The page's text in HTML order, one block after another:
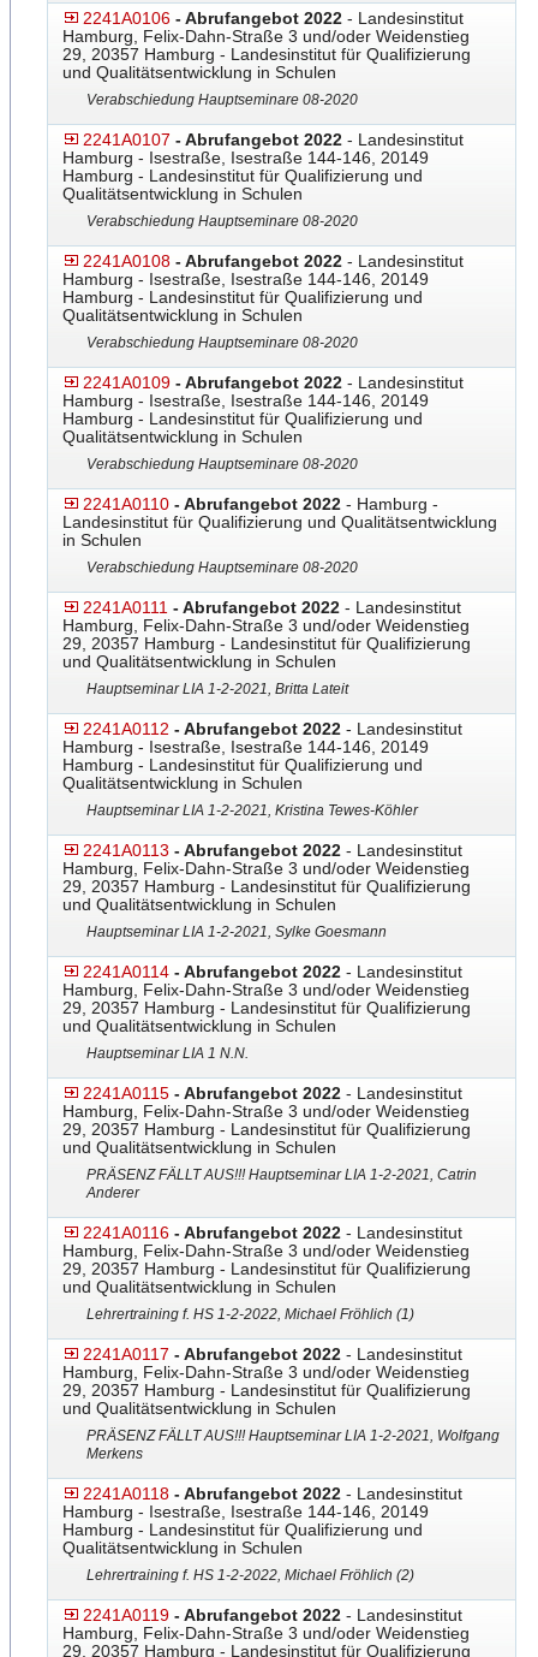
2241A0106 - Abrufangebot 2022 - Landesinstitut
Hamburg, Felix-Dahn-Straße 3 und/oder Weidenstieg
29, 20357 Hamburg - Landesinstitut für Qualifizierung
und Qualitätsentwicklung in Schulen
Verabschiedung Hauptseminare 08-2020
2241A0107 - Abrufangebot 2022 - Landesinstitut
Hamburg - Isestraße, Isestraße 144-146, 20149
Hamburg - Landesinstitut für Qualifizierung und
Qualitätsentwicklung in Schulen
Verabschiedung Hauptseminare 08-2020
2241A0108 - Abrufangebot 2022 - Landesinstitut
Hamburg - Isestraße, Isestraße 144-146, 20149
Hamburg - Landesinstitut für Qualifizierung und
Qualitätsentwicklung in Schulen
Verabschiedung Hauptseminare 08-2020
2241A0109 - Abrufangebot 2022 - Landesinstitut
Hamburg - Isestraße, Isestraße 144-146, 20149
Hamburg - Landesinstitut für Qualifizierung und
Qualitätsentwicklung in Schulen
Verabschiedung Hauptseminare 08-2020
2241A0110 - Abrufangebot 2022 - Hamburg -
Landesinstitut für Qualifizierung und Qualitätsentwicklung
in Schulen
Verabschiedung Hauptseminare 08-2020
2241A0111 - Abrufangebot 2022 - Landesinstitut
Hamburg, Felix-Dahn-Straße 3 und/oder Weidenstieg
29, 20357 Hamburg - Landesinstitut für Qualifizierung
und Qualitätsentwicklung in Schulen
Hauptseminar LIA 1-2-2021, Britta Lateit
2241A0112 - Abrufangebot 2022 - Landesinstitut
Hamburg - Isestraße, Isestraße 144-146, 20149
Hamburg - Landesinstitut für Qualifizierung und
Qualitätsentwicklung in Schulen
Hauptseminar LIA 1-2-2021, Kristina Tewes-Köhler
2241A0113 - Abrufangebot 2022 - Landesinstitut
Hamburg, Felix-Dahn-Straße 3 und/oder Weidenstieg
29, 20357 Hamburg - Landesinstitut für Qualifizierung
und Qualitätsentwicklung in Schulen
Hauptseminar LIA 1-2-2021, Sylke Goesmann
2241A0114 - Abrufangebot 2022 - Landesinstitut
Hamburg, Felix-Dahn-Straße 3 und/oder Weidenstieg
29, 20357 Hamburg - Landesinstitut für Qualifizierung
und Qualitätsentwicklung in Schulen
Hauptseminar LIA 1 N.N.
2241A0115 - Abrufangebot 2022 - Landesinstitut
Hamburg, Felix-Dahn-Straße 3 und/oder Weidenstieg
29, 20357 Hamburg - Landesinstitut für Qualifizierung
und Qualitätsentwicklung in Schulen
PRÄSENZ FÄLLT AUS!!! Hauptseminar LIA 1-2-2021, Catrin
Anderer
2241A0116 - Abrufangebot 2022 - Landesinstitut
Hamburg, Felix-Dahn-Straße 3 und/oder Weidenstieg
29, 20357 Hamburg - Landesinstitut für Qualifizierung
und Qualitätsentwicklung in Schulen
Lehrertraining f. HS 1-2-2022, Michael Fröhlich (1)
2241A0117 - Abrufangebot 2022 - Landesinstitut
Hamburg, Felix-Dahn-Straße 3 und/oder Weidenstieg
29, 20357 Hamburg - Landesinstitut für Qualifizierung
und Qualitätsentwicklung in Schulen
PRÄSENZ FÄLLT AUS!!! Hauptseminar LIA 1-2-2021, Wolfgang
Merkens
2241A0118 - Abrufangebot 2022 - Landesinstitut
Hamburg - Isestraße, Isestraße 144-146, 20149
Hamburg - Landesinstitut für Qualifizierung und
Qualitätsentwicklung in Schulen
Lehrertraining f. HS 1-2-2022, Michael Fröhlich (2)
2241A0119 - Abrufangebot 2022 - Landesinstitut
Hamburg, Felix-Dahn-Straße 3 und/oder Weidenstieg
29, 20357 Hamburg - Landesinstitut für Qualifizierung